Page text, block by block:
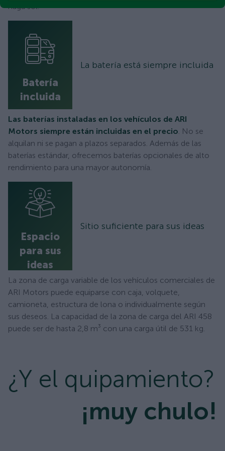
haga sol.
Batería
incluida
La batería está siempre incluida
Las baterías instaladas en los vehículos de ARI
Motors siempre están incluidas en el precio . No se
alquilan ni se pagan a plazos separados. Además de las
baterías estándar, ofrecemos baterías opcionales de alto
rendimiento para una mayor autonomía.
Espacio
para sus
ideas
Sitio suficiente para sus ideas
La zona de carga variable de los vehículos comerciales de
ARI Motors puede equiparse con caja, volquete,
camioneta, estructura de lona o individualmente según
sus deseos. La capacidad de la zona de carga del ARI 458
puede ser de hasta 2,8 m³ con una carga útil de 531 kg.
¿Y el quipamiento?
¡muy chulo!